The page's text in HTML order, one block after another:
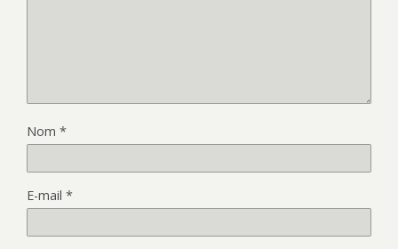
Nom *
E-mail *